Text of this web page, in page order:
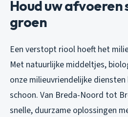
Houd uw afvoeren
groen
Een verstopt riool hoeft het
Met natuurlijke middeltjes,
onze milieuvriendelijke
schoon. Van Breda-Noord tot
snelle, duurzame oplossingen